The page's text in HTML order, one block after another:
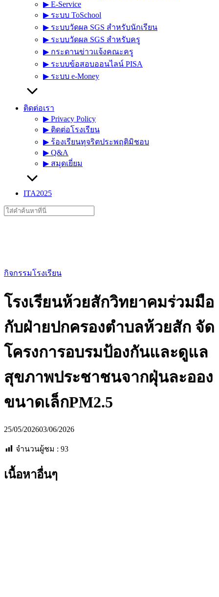
▶︎ E-Service
▶︎ ระบบ ToSchool
▶︎ ระบบวัดผล SGS สำหรับนักเรียน
▶︎ ระบบวัดผล SGS สำหรับครู
▶︎ กระดานข่าวแจ้งคณะครู
▶︎ ระบบข้อสอบออนไลน์ PISA
▶︎ ระบบ e-Money
ติดต่อเรา
▶︎ Privacy Policy
▶︎ ติดต่อโรงเรียน
▶︎ ร้องเรียนทุจริตประพฤติมิชอบ
▶︎ Q&A
▶︎ สมุดเยี่ยม
ITA2025
Search
for:
กิจกรรมโรงเรียน
โรงเรียนห้วยสักวิทยาคมร่วมมือ
กับฝ่ายปกครองตำบลห้วยสัก จัด
โครงการอบรมป้องกันและดูแล
สุขภาพประชาชนจากฝุ่นละออง
ขนาดเล็กPM2.5
25/05/202603/06/2026
จำนวนผู้ชม : 93
เนื้อหาอื่นๆ